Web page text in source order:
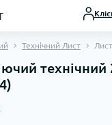
Технічний Лист